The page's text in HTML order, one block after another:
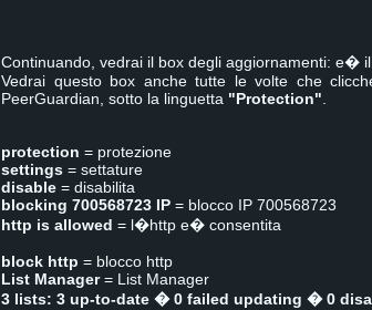
Continuando, vedrai il box degli aggiornamenti: e�
Vedrai questo box anche tutte le volte che
PeerGuardian, sotto la linguetta "Protection".
protection = protezione
settings = settature
disable = disabilita
blocking 700568723 IP = blocco IP 700568723
http is allowed = l�http e� consentita
block http = blocco http
List Manager= List Manager
3 lists: 3 up-to-date � 0 failed updating � 0